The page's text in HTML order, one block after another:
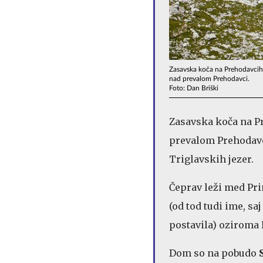
Zasavska koča na
nad prevalom Prehodavci.
Foto: Dan Briški
Zasavska koča na
prevalom
Triglavskih jezer.
Čeprav leži med
(od tod tudi ime,
postavila) oziroma
Dom so na pobudo